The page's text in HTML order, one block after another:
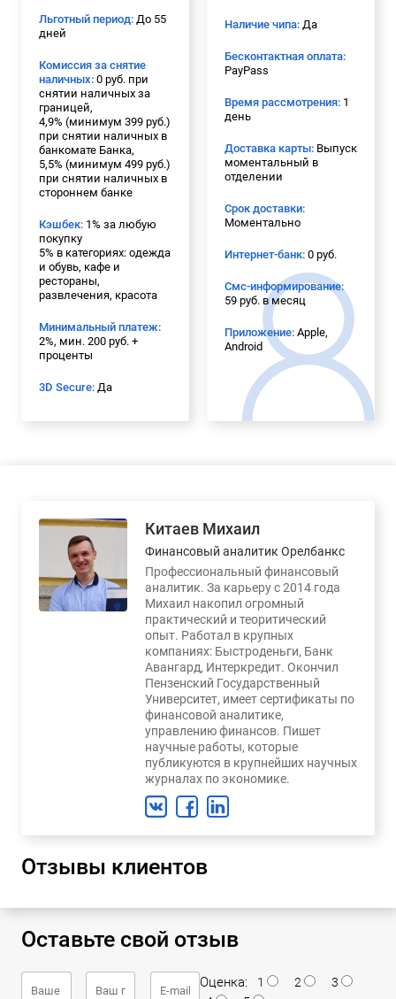
Льготный период: До 55
дней
Комиссия за снятие
наличных: 0 руб. при
снятии наличных за
границей,
4,9% (минимум 399 руб.)
при снятии наличных в
банкомате Банка,
5,5% (минимум 499 руб.)
при снятии наличных в
стороннем банке
Кэшбек: 1% за любую
покупку
5% в категориях: одежда
и обувь, кафе и
рестораны,
развлечения, красота
Минимальный платеж:
2%, мин. 200 руб. +
проценты
3D Secure: Да
Наличие чипа: Да
Бесконтактная оплата:
PayPass
Время рассмотрения: 1
день
Доставка карты: Выпуск
моментальный в
отделении
Срок доставки:
Моментально
Интернет-банк: 0 руб.
Смс-информирование:
59 руб. в месяц
Приложение: Apple,
Android
Китаев Михаил
Финансовый аналитик Орелбанкс
Профессиональный финансовый
аналитик. За карьеру с 2014 года
Михаил накопил огромный
практический и теоритический
опыт. Работал в крупных
компаниях: Быстроденьги, Банк
Авангард, Интеркредит. Окончил
Пензенский Государственный
Университет, имеет сертификаты по
финансовой аналитике,
управлению финансов. Пишет
научные работы, которые
публикуются в крупнейших научных
журналах по экономике.
Отзывы клиентов
Оставьте свой отзыв
Оценка: 1 2
3